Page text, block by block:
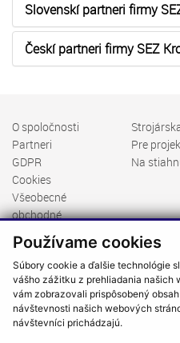
Používame cookies
Súbory cookie a ďalšie technológie
vášho zážitku z prehliadania našich
vám zobrazovali prispôsobený
návštevnosti našich webových
návštevníci prichádzajú.
Slovenskí partneri firmy
Českí partneri firmy SEZ
O spoločnosti
Partneri
GDPR
Cookies
Všeobecné
obchodné
podmienky
Pre
Na
Spínače, zásuvky
Rozvodnice
VN program
Priem.